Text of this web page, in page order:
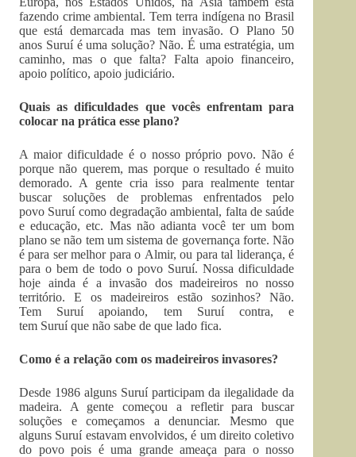
fazendo crime ambiental. Tem terra indígena no Brasil
que está demarcada mas tem invasão. O Plano 50
anos Suruí é uma solução? Não. É uma estratégia, um
caminho, mas o que falta? Falta apoio financeiro,
apoio político, apoio judiciário.
Quais as dificuldades que vocês enfrentam para
colocar na prática esse plano?
A maior dificuldade é o nosso próprio povo. Não é
porque não querem, mas porque o resultado é muito
demorado. A gente cria isso para realmente tentar
buscar soluções de problemas enfrentados pelo
povo Suruí como degradação ambiental, falta de saúde
e educação, etc. Mas não adianta você ter um bom
plano se não tem um sistema de governança forte. Não
é para ser melhor para o Almir, ou para tal liderança, é
para o bem de todo o povo Suruí. Nossa dificuldade
hoje ainda é a invasão dos madeireiros no nosso
território. E os madeireiros estão sozinhos? Não.
Tem Suruí apoiando, tem Suruí contra, e
tem Suruí que não sabe de que lado fica.
Como é a relação com os madeireiros invasores?
Desde 1986 alguns Suruí participam da ilegalidade da
madeira. A gente começou a refletir para buscar
soluções e começamos a denunciar. Mesmo que
alguns Suruí estavam envolvidos, é um direito coletivo
do povo pois é uma grande ameaça para o nosso